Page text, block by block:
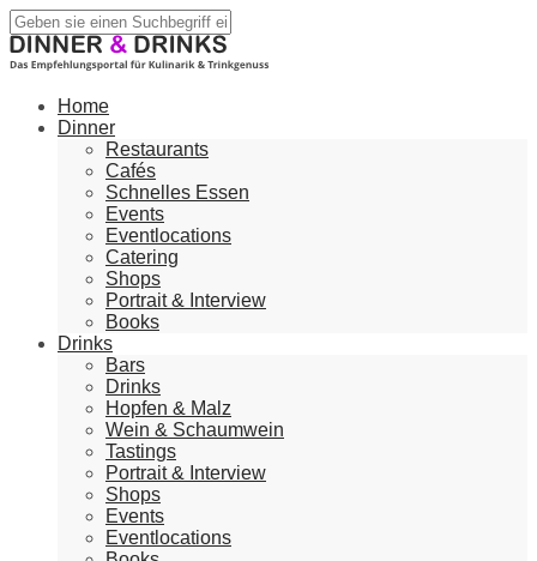
Home
Dinner
Restaurants
Cafés
Schnelles Essen
Events
Eventlocations
Catering
Shops
Portrait & Interview
Books
Drinks
Bars
Drinks
Hopfen & Malz
Wein & Schaumwein
Tastings
Portrait & Interview
Shops
Events
Eventlocations